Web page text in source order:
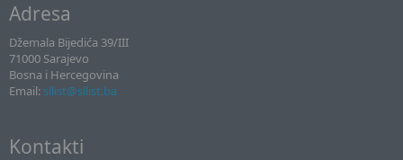
Adresa
Džemala Bijedića 39/III
71000 Sarajevo
Bosna i Hercegovina
Email: sllist@sllist.ba
Kontakti